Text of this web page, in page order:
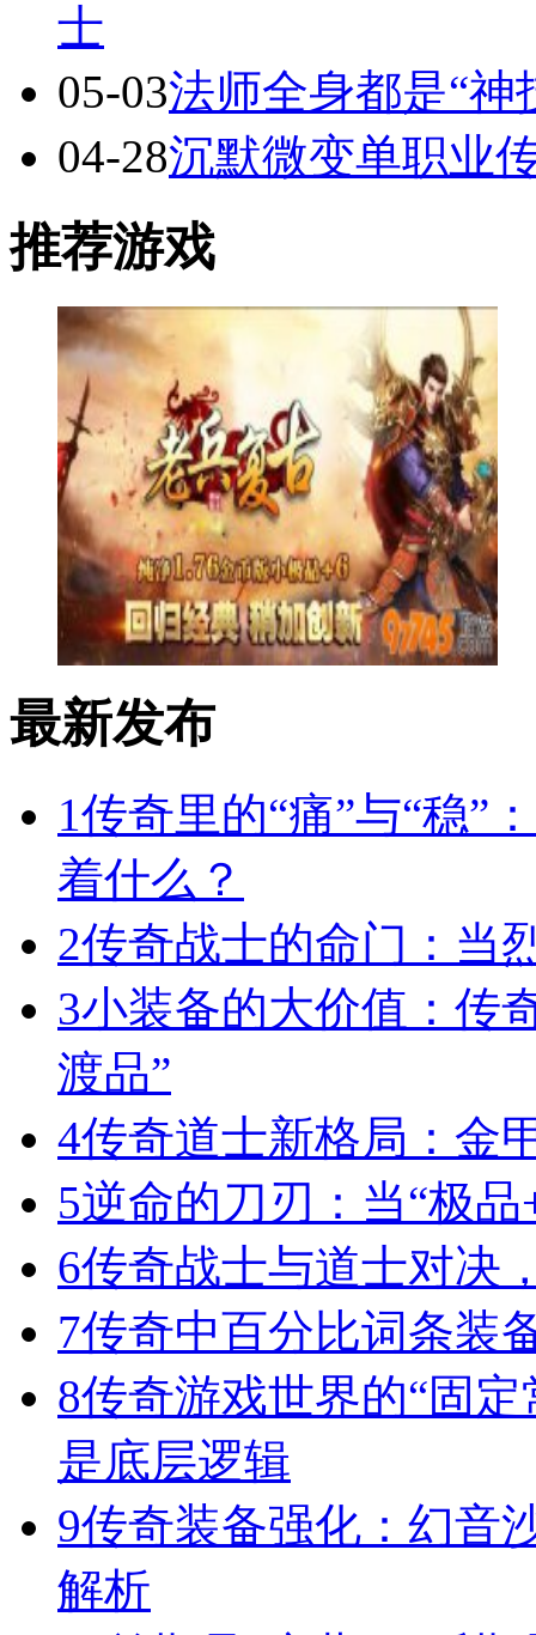
士
05-03法师全身都是“神
04-28沉默微变单职业
推荐游戏
最新发布
1传奇里的“痛”与“稳”
着什么？
2传奇战士的命门：当
3小装备的大价值：传
渡品”
4传奇道士新格局：金
5逆命的刀刃：当“极
6传奇战士与道士对决
7传奇中百分比词条装
8传奇游戏世界的“固
是底层逻辑
9传奇装备强化：幻音
解析